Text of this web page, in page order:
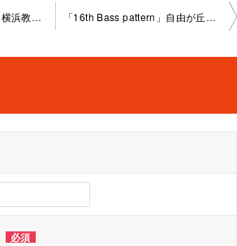
「Bounced 16th beat」 横浜教室2024-04-08-no0009-1031. 「16th Bass pattern」自由が丘教室2024-04-21-no0009- 1036
必須